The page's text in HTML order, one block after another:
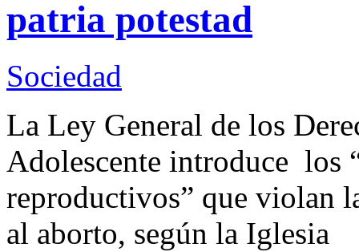
patria potestad
Sociedad
La Ley General de los
Adolescente introduce los
reproductivos” que violan
al aborto, según la Iglesia